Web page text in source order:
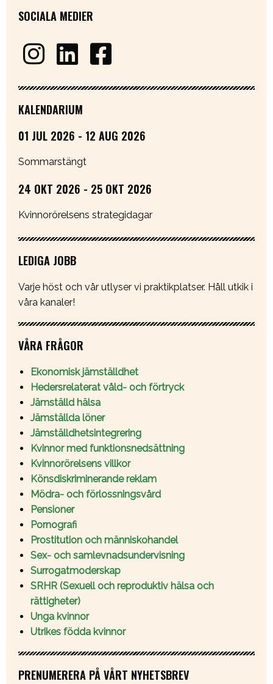
SOCIALA MEDIER
KALENDARIUM
01 JUL 2026 - 12 AUG 2026
Sommarstängt
24 OKT 2026 - 25 OKT 2026
Kvinnorörelsens strategidagar
LEDIGA JOBB
Varje höst och vår utlyser vi praktikplatser. Håll utkik i
våra kanaler!
VÅRA FRÅGOR
Ekonomisk jämställdhet
Hedersrelaterat våld- och förtryck
Jämställd hälsa
Jämställda löner
Jämställdhetsintegrering
Kvinnor med funktionsnedsättning
Kvinnorörelsens villkor
Könsdiskriminerande reklam
Mödra- och förlossningsvård
Pensioner
Pornografi
Prostitution och människohandel
Sex- och samlevnadsundervisning
Surrogatmoderskap
SRHR (Sexuell och reproduktiv hälsa och
rättigheter)
Unga kvinnor
Utrikes födda kvinnor
PRENUMERERA PÅ VÅRT NYHETSBREV